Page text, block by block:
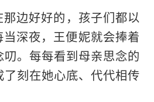
那边好好的，孩子们都以
深夜，王便妮就会捧着
。每每看到母亲思念的
刻在她心底、代代相传